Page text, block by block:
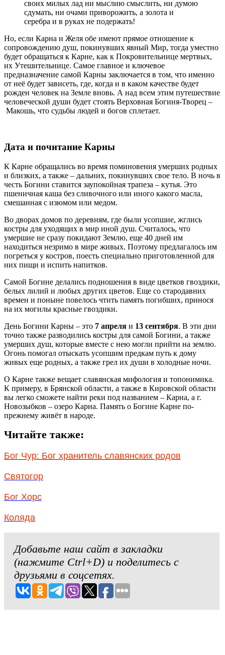
своих милых лад ни мыслию смыслить, ни думою
сдумать, ни очами приворожить, а золота и
серебра и в руках не подержать!
Но, если Карна и Желя обе имеют прямое отношение к
сопровождению душ, покинувших явный Мир, тогда уместно
будет обращаться к Карне, как к Покровительнице мертвых,
их Утешительнице. Самое главное и ключевое
предназначение самой Карны заключается в том, что именно
от неё будет зависеть, где, когда и в каком качестве будет
рожден человек на Земле вновь. А над всем этим путешествие
человеческой души будет стоять Верховная Богиня-Творец –
Макошь, что судьбы людей и богов сплетает.
Дата и почитание Карны
К Карне обращались во время поминовения умерших родных
и близких, а также – дальних, покинувших свое тело. В ночь в
честь Богини ставится заупокойная трапеза – кутья. Это
пшеничная каша без сливочного или иного какого масла,
смешанная с изюмом или медом.
Во дворах домов по деревням, где были усопшие, жглись
костры для уходящих в мир иной душ. Считалось, что
умершие не сразу покидают Землю, еще 40 дней им
находиться незримо в мире живых. Поэтому предлагалось им
погреться у костров, поесть специально приготовленной для
них пищи и испить напитков.
Самой Богине делались подношения в виде цветков гвоздики,
белых лилий и любых других цветов. Еще со стародавних
времен и поныне повелось чтить память погибших, принося
на их могилы красные гвоздики.
День Богини Карны – это 7 апреля и 13 сентября. В эти дни
точно также разводились костры для самой Богини, а также
умерших душ, которые вместе с нею могли прийти на землю.
Огонь помогал отыскать усопшим предкам путь к дому
живых еще родных, а также грел их души в холодные ночи.
О Карне также вещает славянская мифология и топонимика.
К примеру, в Брянской области, а также в Кировской области
вы легко сможете найти реки под названием – Карна, а г.
Новозыбков – озеро Карна. Память о Богине Карне по-
прежнему живёт в народе.
Читайте также:
Бог Чур: Бог хранитель славянских родов
Святогор
Бог Хорс
Коляда
Добавьте наш сайт в закладки
(нажмите Ctrl+D) и поделитесь с
друзьями в соцсетях.